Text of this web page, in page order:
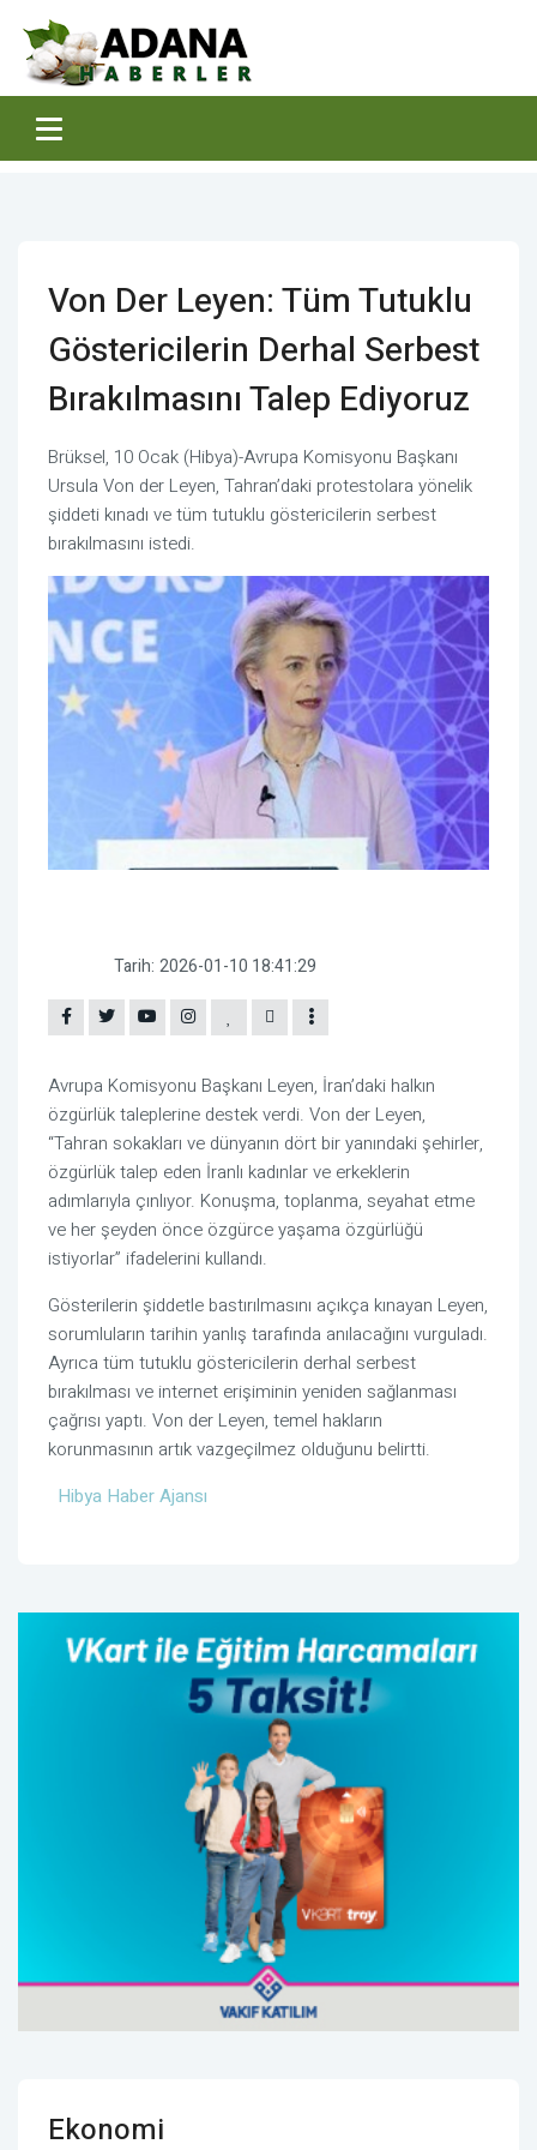
Von Der Leyen: Tüm Tutuklu
Göstericilerin Derhal Serbest
Bırakılmasını Talep Ediyoruz
Brüksel, 10 Ocak (Hibya)-Avrupa Komisyonu Başkanı
Ursula Von der Leyen, Tahran’daki protestolara yönelik
şiddeti kınadı ve tüm tutuklu göstericilerin serbest
bırakılmasını istedi.
Tarih: 2026-01-10 18:41:29
Avrupa Komisyonu Başkanı Leyen, İran’daki halkın
özgürlük taleplerine destek verdi. Von der Leyen,
“Tahran sokakları ve dünyanın dört bir yanındaki şehirler,
özgürlük talep eden İranlı kadınlar ve erkeklerin
adımlarıyla çınlıyor. Konuşma, toplanma, seyahat etme
ve her şeyden önce özgürce yaşama özgürlüğü
istiyorlar” ifadelerini kullandı.
Gösterilerin şiddetle bastırılmasını açıkça kınayan Leyen,
sorumluların tarihin yanlış tarafında anılacağını vurguladı.
Ayrıca tüm tutuklu göstericilerin derhal serbest
bırakılması ve internet erişiminin yeniden sağlanması
çağrısı yaptı. Von der Leyen, temel hakların
korunmasının artık vazgeçilmez olduğunu belirtti.
Hibya Haber Ajansı
Ekonomi